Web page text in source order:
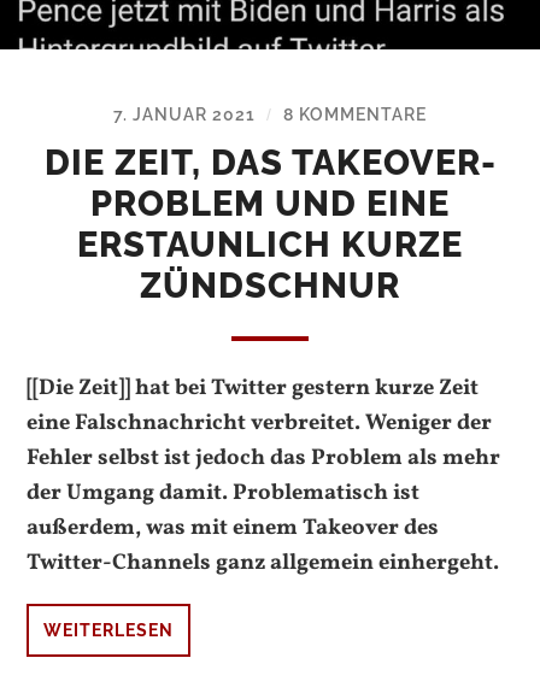
7. JANUAR 2021 / 8 KOMMENTARE
DIE ZEIT, DAS TAKEOVER-
PROBLEM UND EINE
ERSTAUNLICH KURZE
ZÜNDSCHNUR
[[Die Zeit]] hat bei Twitter gestern kurze Zeit
eine Falschnachricht verbreitet. Weniger der
Fehler selbst ist jedoch das Problem als mehr
der Umgang damit. Problematisch ist
außerdem, was mit einem Takeover des
Twitter-Channelsganz allgemein einhergeht.
WEITERLESEN